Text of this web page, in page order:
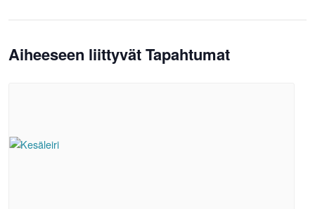
Aiheeseen liittyvät Tapahtumat